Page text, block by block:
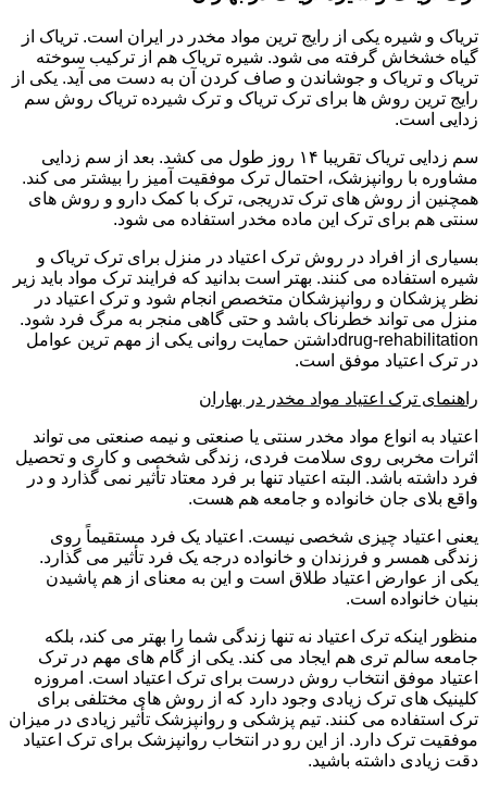
تریاک و شیره یکی از رایج ترین مواد مخدر در ایران است. تریاک از
گیاه خشخاش گرفته می شود. شیره تریاک هم از ترکیب سوخته
تریاک و تریاک و جوشاندن و صاف کردن آن به دست می آید. یکی از
رایج ترین روش ها برای ترک تریاک و ترک شیرده تریاک روش سم
زدایی است.
سم زدایی تریاک تقریبا ۱۴ روز طول می کشد. بعد از سم زدایی
مشاوره با روانپزشک، احتمال ترک موفقیت آمیز را بیشتر می کند.
همچنین از روش های ترک تدریجی، ترک با کمک دارو و روش های
سنتی هم برای ترک این ماده مخدر استفاده می شود.
بسیاری از افراد در روش ترک اعتیاد در منزل برای ترک تریاک و
شیره استفاده می کنند. بهتر است بدانید که فرایند ترک مواد باید زیر
نظر پزشکان و روانپزشکان متخصص انجام شود و ترک اعتیاد در
منزل می تواند خطرناک باشد و حتی گاهی منجر به مرگ فرد شود.
drug-rehabilitationداشتن حمایت روانی یکی از مهم ترین عوامل
در ترک اعتیاد موفق است.
راهنمای ترک اعتیاد مواد مخدر در بهاران
اعتیاد به انواع مواد مخدر سنتی یا صنعتی و نیمه صنعتی می تواند
اثرات مخربی روی سلامت فردی، زندگی شخصی و کاری و تحصیل
فرد داشته باشد. البته اعتیاد تنها بر فرد معتاد تأثیر نمی گذارد و در
واقع بلای جان خانواده و جامعه هم هست.
یعنی اعتیاد چیزی شخصی نیست. اعتیاد یک فرد مستقیماً روی
زندگی همسر و فرزندان و خانواده درجه یک فرد تأثیر می گذارد.
یکی از عوارض اعتیاد طلاق است و این به معنای از هم پاشیدن
بنیان خانواده است.
منظور اینکه ترک اعتیاد نه تنها زندگی شما را بهتر می کند، بلکه
جامعه سالم تری هم ایجاد می کند. یکی از گام های مهم در ترک
اعتیاد موفق انتخاب روش درست برای ترک اعتیاد است. امروزه
کلینیک های ترک زیادی وجود دارد که از روش های مختلفی برای
ترک استفاده می کنند. تیم پزشکی و روانپزشک تأثیر زیادی در میزان
موفقیت ترک دارد. از این رو در انتخاب روانپزشک برای ترک اعتیاد
دقت زیادی داشته باشید.